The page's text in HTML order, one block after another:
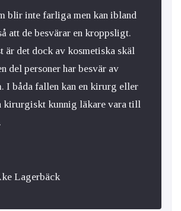
blir inte farliga men kan ibland
att de besvärar en kroppsligt.
är det dock av kosmetiska skäl
del personer har besvär av
I båda fallen kan en kirurg eller
kirurgiskt kunnig läkare vara till
Lagerbäck